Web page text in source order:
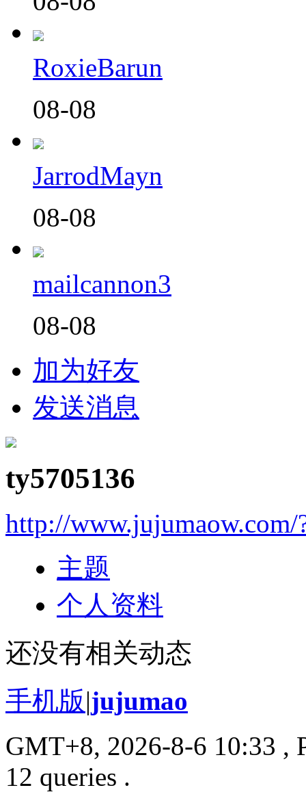
RoxieBarun
08-08
JarrodMayn
08-08
mailcannon3
08-08
加为好友
发送消息
ty5705136
http://www.jujumaow.com/
主题
个人资料
还没有相关动态
手机版|jujumao
GMT+8, 2026-8-6 10:33 ,
12 queries .